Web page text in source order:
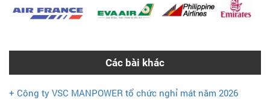
Các bài khác
+ Công ty VSC MANPOWER tổ chức nghỉ mát năm 2026